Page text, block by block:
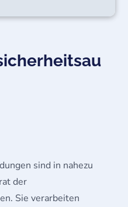
sind in nahezu
der
Sie verarbeiten